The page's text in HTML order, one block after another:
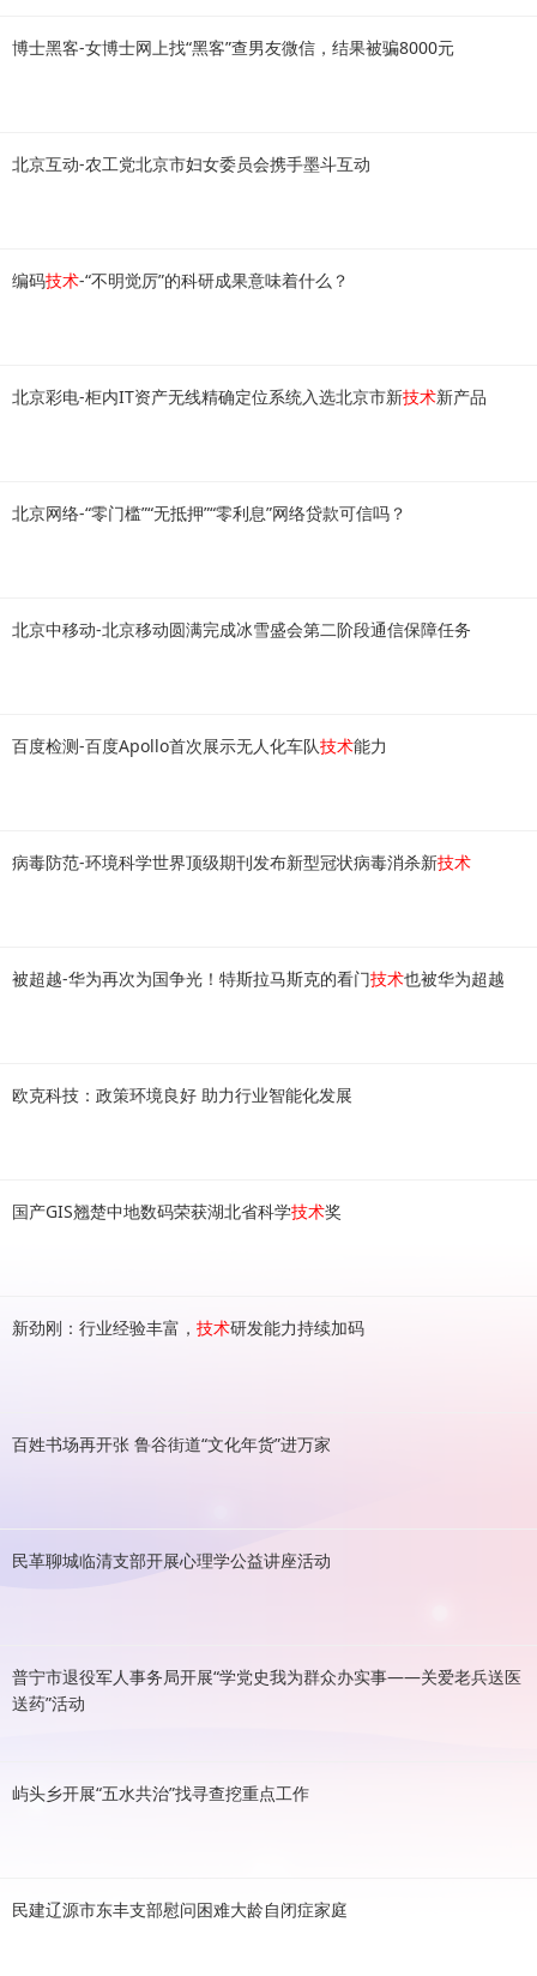
博士黑客-女博士网上找“黑客”查男友微信，结果被骗8000元
北京互动-农工党北京市妇女委员会携手墨斗互动
编码技术-“不明觉厉”的科研成果意味着什么？
北京彩电-柜内IT资产无线精确定位系统入选北京市新技术新产品
北京网络-“零门槛”“无抵押”“零利息”网络贷款可信吗？
北京中移动-北京移动圆满完成冰雪盛会第二阶段通信保障任务
百度检测-百度Apollo首次展示无人化车队技术能力
病毒防范-环境科学世界顶级期刊发布新型冠状病毒消杀新技术
被超越-华为再次为国争光！特斯拉马斯克的看门技术也被华为超越
欧克科技：政策环境良好 助力行业智能化发展
国产GIS翘楚中地数码荣获湖北省科学技术奖
新劲刚：行业经验丰富， 技术研发能力持续加码
百姓书场再开张 鲁谷街道“文化年货”进万家
民革聊城临清支部开展心理学公益讲座活动
普宁市退役军人事务局开展“学党史我为群众办实事——关爱老兵送医
送药”活动
屿头乡开展“五水共治”找寻查挖重点工作
民建辽源市东丰支部慰问困难大龄自闭症家庭